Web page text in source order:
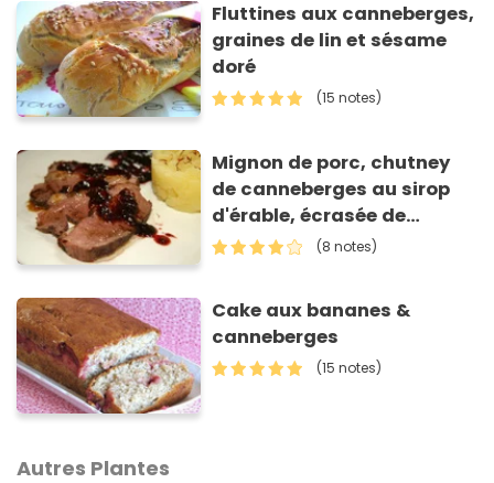
Fluttines aux canneberges,
graines de lin et sésame
doré
(15 notes)
Mignon de porc, chutney
de canneberges au sirop
d'érable, écrasée de
patate douce(8 notes)
Cake aux bananes &
canneberges
(15 notes)
Autres Plantes